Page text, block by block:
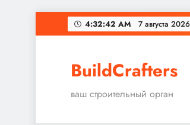
Перейти
к
4:32:43 AM 7 августа 2026
BuildCrafters
ваш строительный орган